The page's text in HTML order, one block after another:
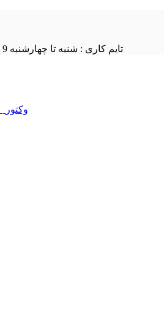
تایم کاری : شنبه تا چهارشنبه 9 - 21
وکتور